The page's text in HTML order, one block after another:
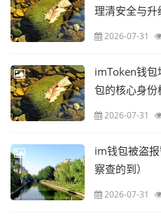
理清安全与升
2026-07-31
imToken钱包
包的核心身份
2026-07-31
im钱包被盗
察查的到）
2026-07-31